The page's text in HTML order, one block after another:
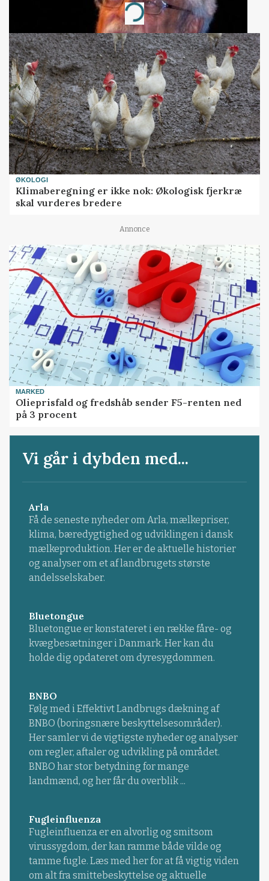
Loading...
ØKOLOGI
Klimaberegning er ikke nok: Økologisk fjerkræ
skal vurderes bredere
Annonce
MARKED
Olieprisfald og fredshåb sender F5-renten ned
på 3 procent
Vi går i dybden med...
Arla
Få de seneste nyheder om Arla, mælkepriser,
klima, bæredygtighed og udviklingen i dansk
mælkeproduktion. Her er de aktuelle historier
og analyser om et af landbrugets største
andelsselskaber.
Bluetongue
Bluetongue er konstateret i en række fåre- og
kvægbesætninger i Danmark. Her kan du
holde dig opdateret om dyresygdommen.
BNBO
Følg med i Effektivt Landbrugs dækning af
BNBO (boringsnære beskyttelsesområder).
Her samler vi de vigtigste nyheder og analyser
om regler, aftaler og udvikling på området.
BNBO har stor betydning for mange
landmænd, og her får du overblik ...
Fugleinfluenza
Fugleinfluenza er en alvorlig og smitsom
virussygdom, der kan ramme både vilde og
tamme fugle. Læs med her for at få vigtig viden
om alt fra smittebeskyttelse og aktuelle